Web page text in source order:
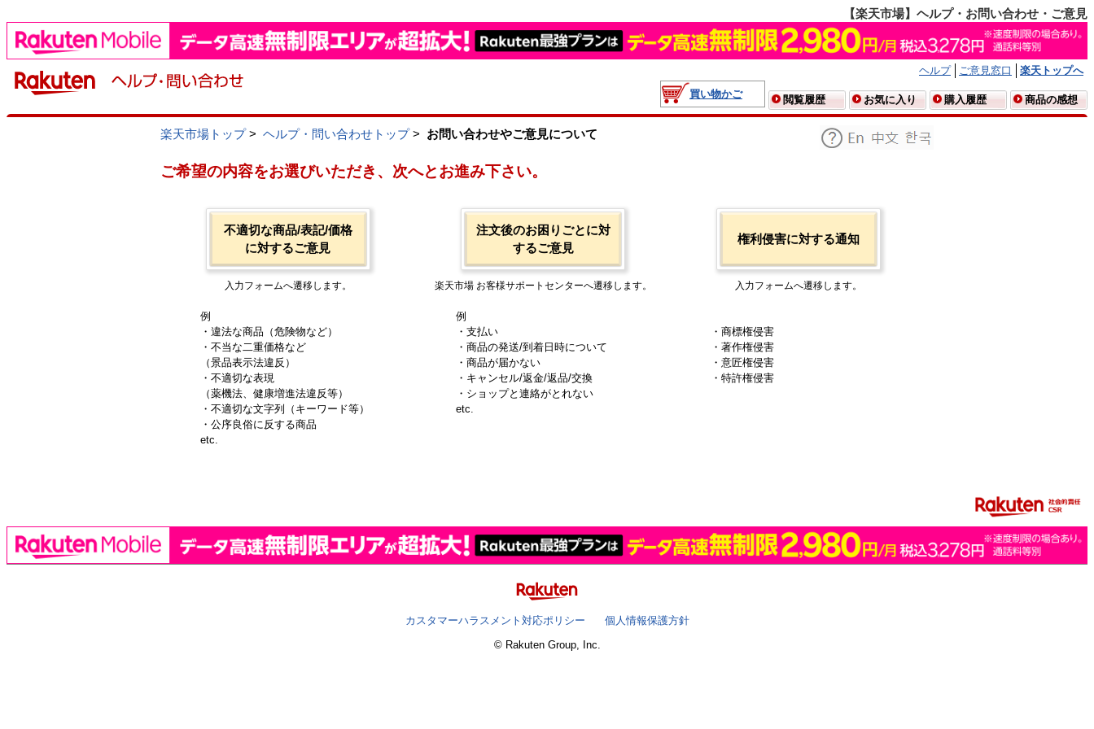
【楽天市場】ヘルプ・お問い合わせ・ご意見
ヘルプ ご意見窓口
楽天トップへ
買い物かご
閲覧履歴 お気に入り 購入履歴 商品の感想
楽天市場トップ> ヘルプ・問い合わせトップ> お問い合わせやご意見について
ご希望の内容をお選びいただき、次へとお進み下さい。
不適切な商品/表記/価格
に対するご意見
入力フォームへ遷移します。
例
・違法な商品（危険物など）
・不当な二重価格など
（景品表示法違反）
・不適切な表現
（薬機法、健康増進法違反等）
・不適切な文字列（キーワード等）
・公序良俗に反する商品
etc.
注文後のお困りごとに対
するご意見
楽天市場 お客様サポートセンターへ遷移します。
例
・支払い
・商品の発送/到着日時について
・商品が届かない
・キャンセル/返金/返品/交換
・ショップと連絡がとれない
etc.
権利侵害に対する通知
入力フォームへ遷移します。
・商標権侵害
・著作権侵害
・意匠権侵害
・特許権侵害
カスタマーハラスメント対応ポリシー
個人情報保護方針
© Rakuten Group, Inc.